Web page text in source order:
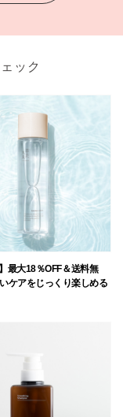
ック
最大18％OFF＆送料無
ケアをじっくり楽しめる